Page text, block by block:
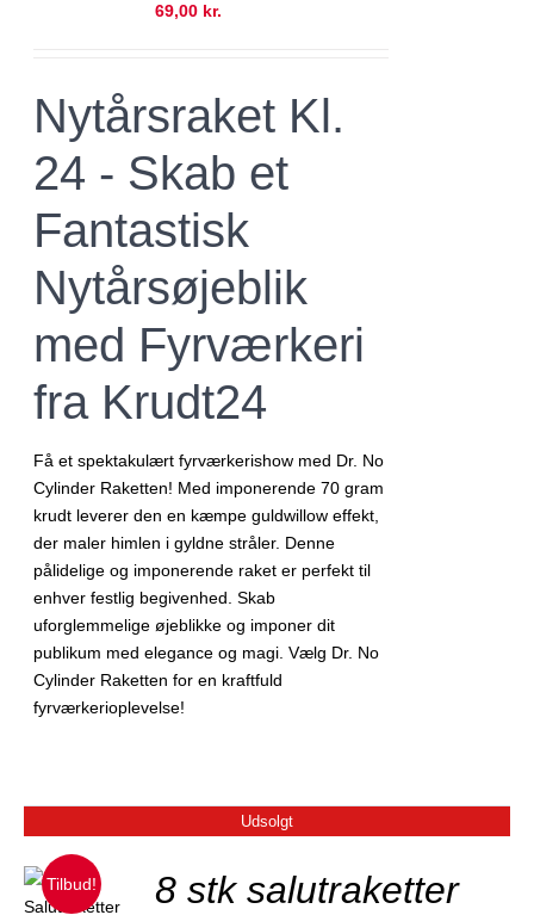
69,00 kr.
Nytårsraket Kl.
24 - Skab et
Fantastisk
Nytårsøjeblik
med Fyrværkeri
fra Krudt24
Få et spektakulært fyrværkerishow med Dr. No
Cylinder Raketten! Med imponerende 70 gram
krudt leverer den en kæmpe guldwillow effekt,
der maler himlen i gyldne stråler. Denne
pålidelige og imponerende raket er perfekt til
enhver festlig begivenhed. Skab
uforglemmelige øjeblikke og imponer dit
publikum med elegance og magi. Vælg Dr. No
Cylinder Raketten for en kraftfuld
fyrværkerioplevelse!
Udsolgt
Tilbud!
8 stk salutraketter